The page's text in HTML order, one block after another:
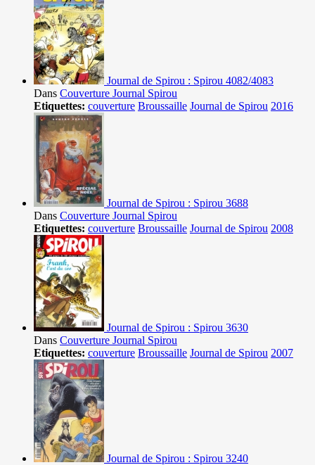
Journal de Spirou : Spirou 4082/4083
Dans Couverture Journal Spirou
Etiquettes: couverture Broussaille Journal de Spirou 2016
Journal de Spirou : Spirou 3688
Dans Couverture Journal Spirou
Etiquettes: couverture Broussaille Journal de Spirou 2008
Journal de Spirou : Spirou 3630
Dans Couverture Journal Spirou
Etiquettes: couverture Broussaille Journal de Spirou 2007
Journal de Spirou : Spirou 3240